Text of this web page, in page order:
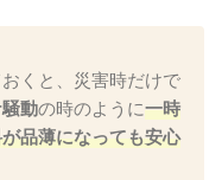
くと、災害時だけで
動の時のように一時
品薄になっても安心